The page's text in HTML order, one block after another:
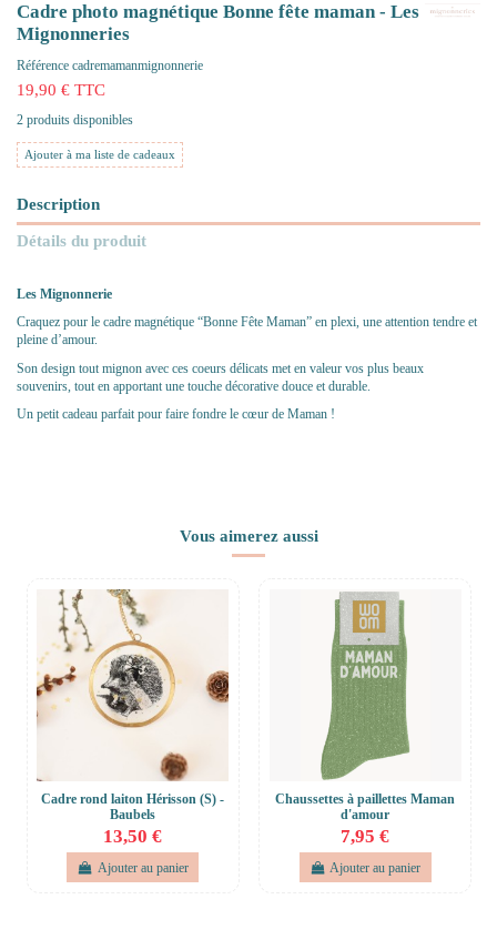
Cadre photo magnétique Bonne fête maman - Les
Mignonneries
Référence cadremamanmignonnerie
19,90 € TTC
2 produits disponibles
Ajouter à ma liste de cadeaux
Description
Détails du produit
Les Mignonnerie
Craquez pour le cadre magnétique “Bonne Fête Maman” en plexi, une attention tendre et
pleine d’amour.
Son design tout mignon avec ces coeurs délicats met en valeur vos plus beaux
souvenirs, tout en apportant une touche décorative douce et durable.
Un petit cadeau parfait pour faire fondre le cœur de Maman !
Vous aimerez aussi
Cadre rond laiton Hérisson (S) -
Baubels
13,50 €
Ajouter au panier
Chaussettes à paillettes Maman
d'amour
7,95 €
Ajouter au panier